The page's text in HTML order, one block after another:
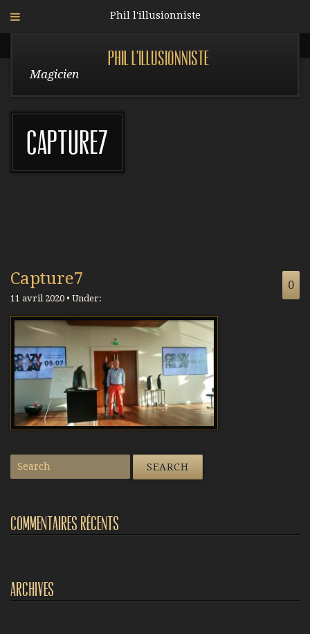
Phil l'illusionniste
Phil l'illusionniste
Magicien
Capture7
Capture7
11 avril 2020 • Under:
0
Commentaires récents
Archives